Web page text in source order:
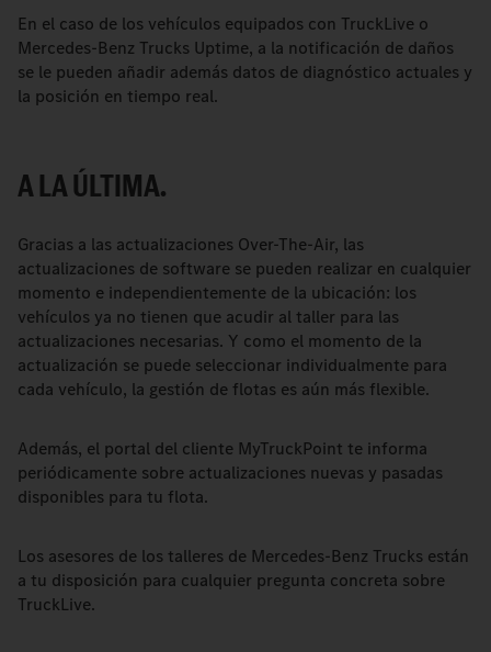
En el caso de los vehículos equipados con TruckLive o
Mercedes-Benz Trucks Uptime, a la notificación de daños
se le pueden añadir además datos de diagnóstico actuales y
la posición en tiempo real.
A LA ÚLTIMA.
Gracias a las actualizaciones Over-The-Air, las
actualizaciones de software se pueden realizar en cualquier
momento e independientemente de la ubicación: los
vehículos ya no tienen que acudir al taller para las
actualizaciones necesarias. Y como el momento de la
actualización se puede seleccionar individualmente para
cada vehículo, la gestión de flotas es aún más flexible.
Además, el portal del cliente MyTruckPoint te informa
periódicamente sobre actualizaciones nuevas y pasadas
disponibles para tu flota.
Los asesores de los talleres de Mercedes-Benz Trucks están
a tu disposición para cualquier pregunta concreta sobre
TruckLive.